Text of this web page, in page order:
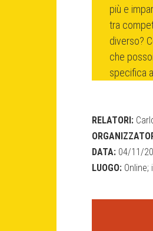
più e
tra
diverso?
che
specifica
RELATORI:
DATA:04/11/
LUOGO:Online;